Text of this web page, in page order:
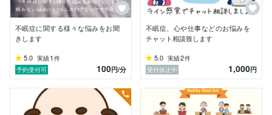
不眠症に関する様々な悩みをお聞
きします
5.0 実績1 件
予約受付可
100円/分
不眠症、心や仕事などのお悩みを
チャット相談致します
5.0 実績2件
受付休止中
1,000円